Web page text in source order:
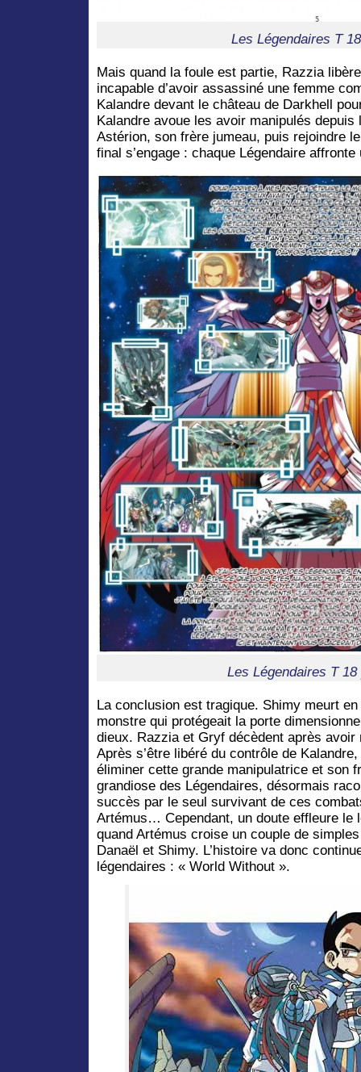
Les Légendaires T
Mais quand la foule est partie, Razzia
incapable d’avoir assassiné une femme
Kalandre devant le château de Darkhell
Kalandre avoue les avoir manipulés depuis
Astérion, son frère jumeau, puis rejoindre
final s’engage : chaque Légendaire
Les Légendaires T 18
La conclusion est tragique. Shimy meurt
monstre qui protégeait la porte
dieux. Razzia et Gryf décèdent après
Après s’être libéré du contrôle de
éliminer cette grande manipulatrice et son
grandiose des Légendaires, désormais
succès par le seul survivant de ces
Artémus… Cependant, un doute effleure le
quand Artémus croise un couple de
Danaël et Shimy. L’histoire va donc
légendaires : « World Without ».